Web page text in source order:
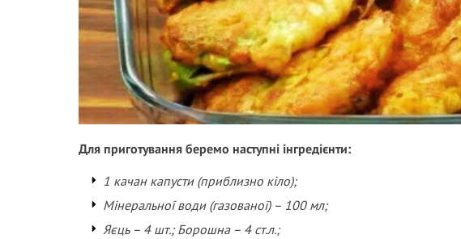
Для приготування беремо наступні інгредієнти:
1 качан капусти (приблизно кіло);
Мінеральної води (газованої) – 100 мл;
Яєць – 4 шт.; Борошна – 4 ст.л.;